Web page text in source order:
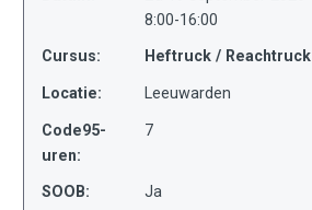
8:00-16:00
Cursus: Heftruck / Reachtruck
Locatie: Leeuwarden
Code95-
uren:
7
SOOB: Ja